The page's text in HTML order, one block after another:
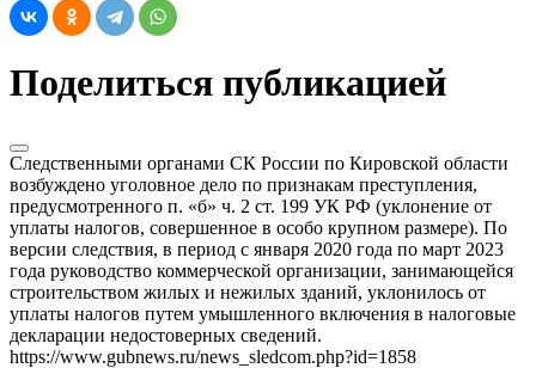
Поделиться публикацией
Следственными органами СК России по Кировской области
возбуждено уголовное дело по признакам преступления,
предусмотренного п. «б» ч. 2 ст. 199 УК РФ (уклонение от
уплаты налогов, совершенное в особо крупном размере). По
версии следствия, в период с января 2020 года по март 2023
года руководство коммерческой организации, занимающейся
строительством жилых и нежилых зданий, уклонилось от
уплаты налогов путем умышленного включения в налоговые
декларации недостоверных сведений.
https://www.gubnews.ru/news_sledcom.php?id=1858